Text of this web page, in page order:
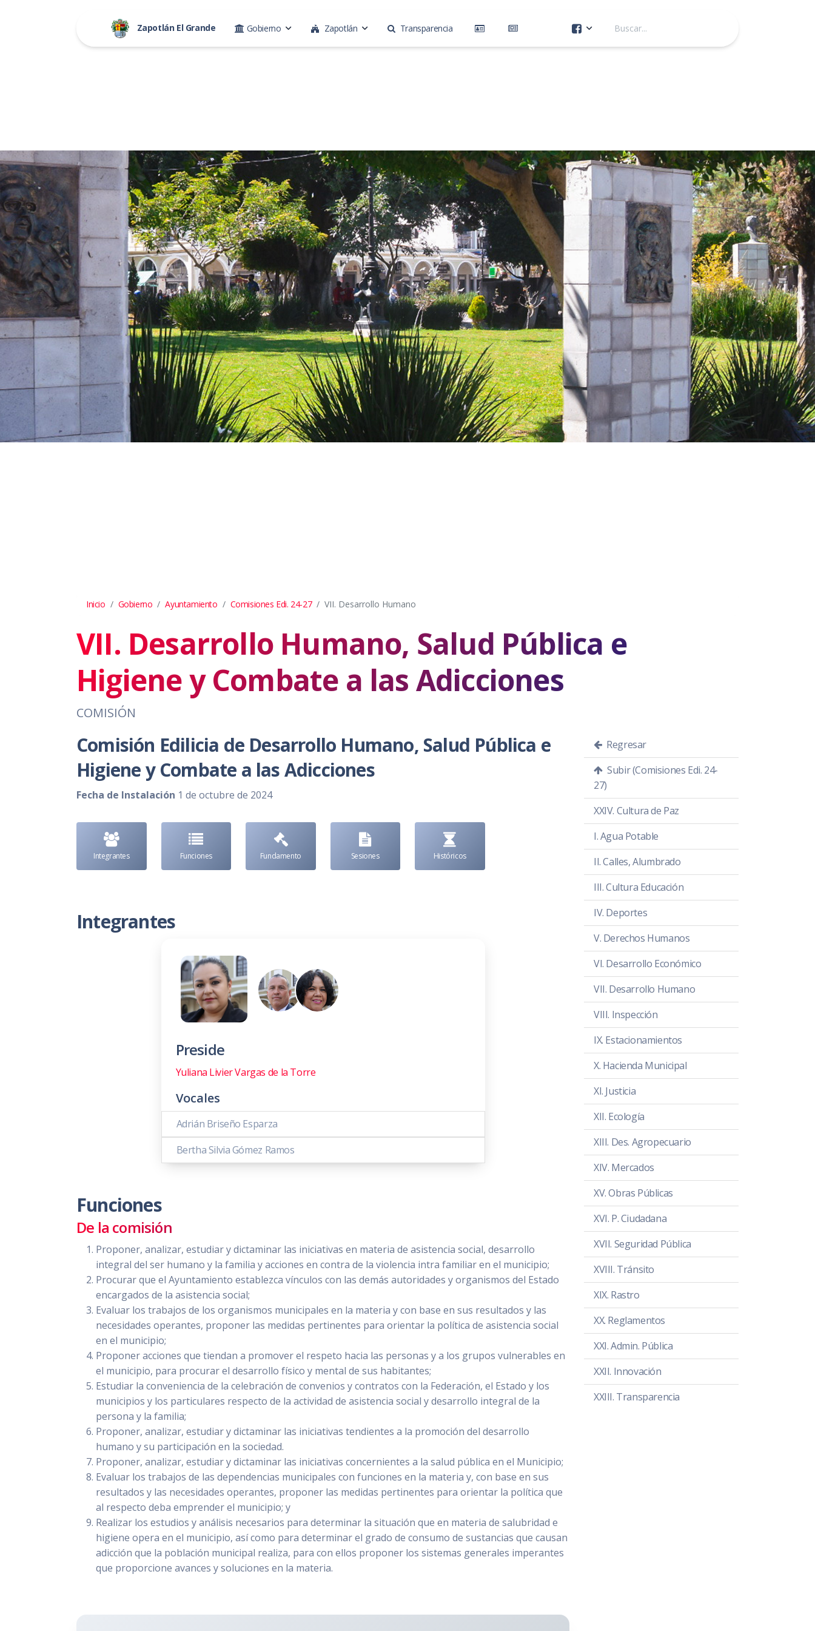
Zapotlán El Grande Gobierno Zapotlán Transparencia
Gestión de la Ciudad
Youtube
Inicio Gobierno Ayuntamiento Comisiones Edi. 24-27 VII. Desarrollo Humano
VII. Desarrollo Humano, Salud Pública e
Higiene y Combate a las Adicciones
COMISIÓN
Comisión Edilicia de Desarrollo Humano, Salud Pública e
Higiene y Combate a las Adicciones
Fecha de Instalación 1 de octubre de 2024
Integrantes Funciones Fundamento Sesiones Históricos
Integrantes
Preside
Yuliana Livier Vargas de la Torre
Vocales
Adrián Briseño Esparza
Bertha Silvia Gómez Ramos
Funciones
De la comisión
Proponer, analizar, estudiar y dictaminar las iniciativas en materia de asistencia social, desarrollo
integral del ser humano y la familia y acciones en contra de la violencia intra familiar en el municipio;
Procurar que el Ayuntamiento establezca vínculos con las demás autoridades y organismos del Estado
encargados de la asistencia social;
Evaluar los trabajos de los organismos municipales en la materia y con base en sus resultados y las
necesidades operantes, proponer las medidas pertinentes para orientar la política de asistencia social
en el municipio;
Proponer acciones que tiendan a promover el respeto hacia las personas y a los grupos vulnerables en
el municipio, para procurar el desarrollo físico y mental de sus habitantes;
Estudiar la conveniencia de la celebración de convenios y contratos con la Federación, el Estado y los
municipios y los particulares respecto de la actividad de asistencia social y desarrollo integral de la
persona y la familia;
Proponer, analizar, estudiar y dictaminar las iniciativas tendientes a la promoción del desarrollo
humano y su participación en la sociedad.
Proponer, analizar, estudiar y dictaminar las iniciativas concernientes a la salud pública en el Municipio;
Evaluar los trabajos de las dependencias municipales con funciones en la materia y, con base en sus
resultados y las necesidades operantes, proponer las medidas pertinentes para orientar la política que
al respecto deba emprender el municipio; y
Realizar los estudios y análisis necesarios para determinar la situación que en materia de salubridad e
higiene opera en el municipio, así como para determinar el grado de consumo de sustancias que causan
adicción que la población municipal realiza, para con ellos proponer los sistemas generales imperantes
que proporcione avances y soluciones en la materia.
Regresar
Subir (Comisiones Edi. 24-
27)
XXIV. Cultura de Paz
I. Agua Potable
II. Calles, Alumbrado
III. Cultura Educación
IV. Deportes
V. Derechos Humanos
VI. Desarrollo Económico
VII. Desarrollo Humano
VIII. Inspección
IX. Estacionamientos
X. Hacienda Municipal
XI. Justicia
XII. Ecología
XIII. Des. Agropecuario
XIV. Mercados
XV. Obras Públicas
XVI. P. Ciudadana
XVII. Seguridad Pública
XVIII. Tránsito
XIX. Rastro
XX. Reglamentos
XXI. Admin. Pública
XXII. Innovación
XXIII. Transparencia